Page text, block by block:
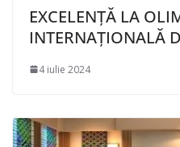
EXCELENȚĂ LA
INTERNAȚIONALĂ
4 iulie 2024